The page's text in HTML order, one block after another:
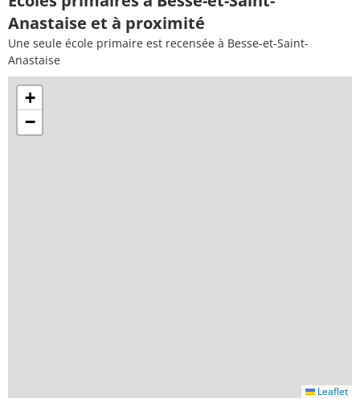
Anastaise et à proximité
Une seule école primaire est recensée à Besse-et-Saint-
Anastaise
+
−
Leaflet